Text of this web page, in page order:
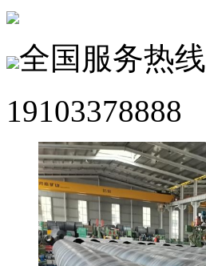
全国服务热线
19103378888